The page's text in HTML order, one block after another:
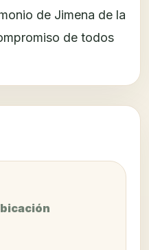
de Jimena de la
de todos